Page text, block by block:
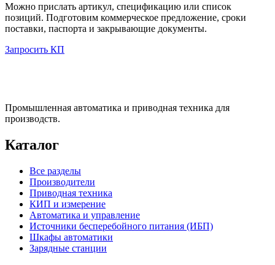
Можно прислать артикул, спецификацию или список
позиций. Подготовим коммерческое предложение, сроки
поставки, паспорта и закрывающие документы.
Запросить КП
Промышленная автоматика и приводная техника для
производств.
Каталог
Все разделы
Производители
Приводная техника
КИП и измерение
Автоматика и управление
Источники бесперебойного питания (ИБП)
Шкафы автоматики
Зарядные станции